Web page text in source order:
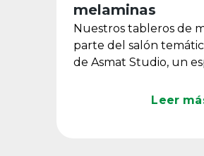
melaminas
Nuestros tableros de
parte del salón
de Asmat Studio, un
Leer